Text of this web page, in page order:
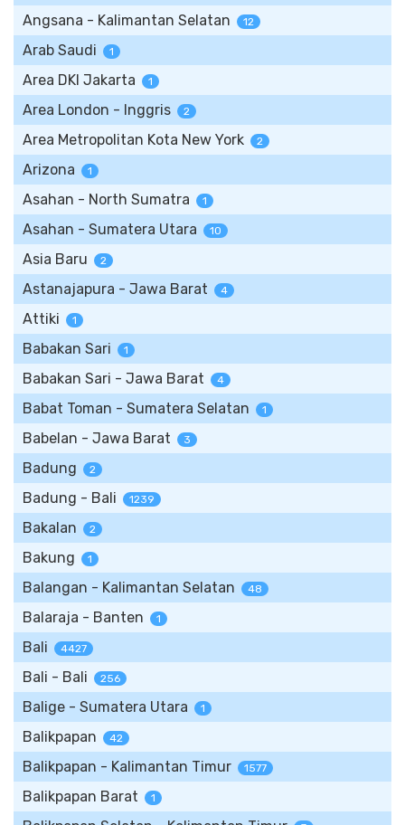
Angsana - Kalimantan Selatan 12
Arab Saudi 1
Area DKI Jakarta 1
Area London - Inggris 2
Area Metropolitan Kota New York 2
Arizona 1
Asahan - North Sumatra 1
Asahan - Sumatera Utara 10
Asia Baru 2
Astanajapura - Jawa Barat 4
Attiki 1
Babakan Sari 1
Babakan Sari - Jawa Barat 4
Babat Toman - Sumatera Selatan 1
Babelan - Jawa Barat 3
Badung 2
Badung - Bali 1239
Bakalan 2
Bakung 1
Balangan - Kalimantan Selatan 48
Balaraja - Banten 1
Bali 4427
Bali - Bali 256
Balige - Sumatera Utara 1
Balikpapan 42
Balikpapan - Kalimantan Timur 1577
Balikpapan Barat 1